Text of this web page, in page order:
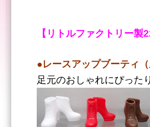
【リトルファクトリー
●レースアップブーティ（
足元のおしゃれにぴった